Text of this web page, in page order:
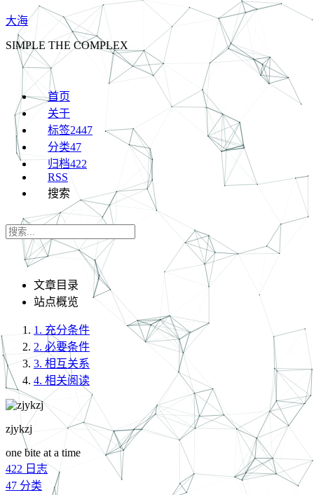
大海
SIMPLE THE COMPLEX
首页
关于
标签2447
分类47
归档422
RSS
搜索
文章目录
站点概览
1. 充分条件
2. 必要条件
3. 相互关系
4. 相关阅读
zjykzj
one bite at a time
422 日志
47 分类